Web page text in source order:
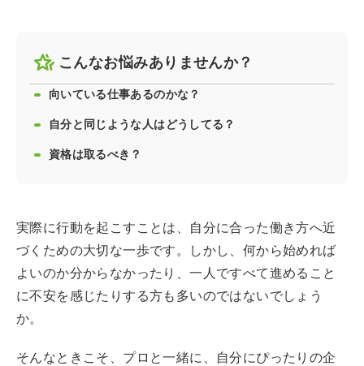
こんなお悩みありませんか？
向いている仕事あるのかな？
自分と同じような人はどうしてる？
資格は取るべき？
実際に行動を起こすことは、自分に合った働き方へ近
づくための大切な一歩です。しかし、何から始めれば
よいのか分からなかったり、一人ですべて進めること
に不安を感じたりする方も多いのではないでしょう
か。
そんなときこそ、プロと一緒に、自分にぴったりの企